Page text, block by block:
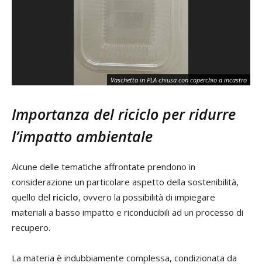
Vaschetta in PLA chiusa con coperchio a incastro
Importanza del riciclo per ridurre
l’impatto ambientale
Alcune delle tematiche affrontate prendono in
considerazione un particolare aspetto della sostenibilità,
quello del riciclo, ovvero la possibilità di impiegare
materiali a basso impatto e riconducibili ad un processo di
recupero.
La materia è indubbiamente complessa, condizionata da